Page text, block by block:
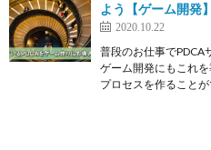
よう【ゲーム開発】
2020.10.22
普段のお仕事でPDCA
ゲーム開発にもこれ
プロセスを作ること